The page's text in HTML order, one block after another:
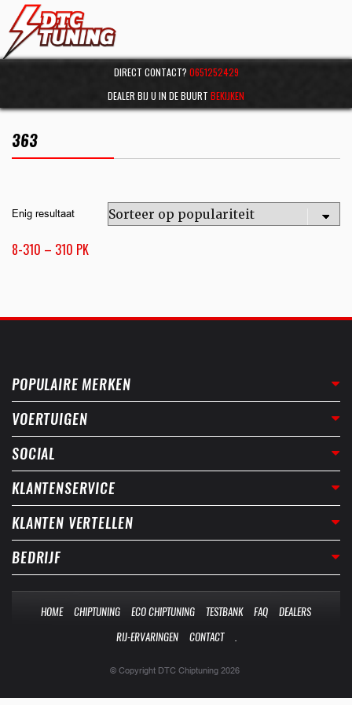
DIRECT CONTACT? 0651252429
DEALER BIJ U IN DE BUURT BEKIJKEN
363
Enig resultaat
8-310 – 310 PK
POPULAIRE MERKEN
VOERTUIGEN
SOCIAL
KLANTENSERVICE
KLANTEN VERTELLEN
BEDRIJF
HOME CHIPTUNING ECO CHIPTUNING TESTBANK FAQ
DEALERS
RIJ-ERVARINGEN
CONTACT
© Copyright DTC Chiptuning 2026